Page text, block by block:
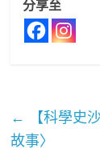
分享至
←
【科學史
故事〉